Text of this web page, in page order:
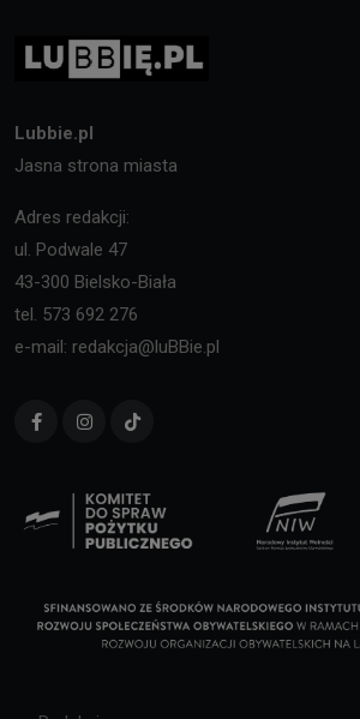
Lubbie.pl
Jasna strona miasta
Adres redakcji:
ul. Podwale 47
43-300 Bielsko-Biała
tel. 573 692 276
e-mail: redakcja@luBBie.pl